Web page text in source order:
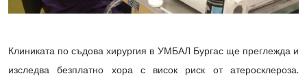
Клиниката по съдова хирургия в УМБАЛ Бургас ще преглежда и
изследва безплатно хора с висок риск от атеросклероза.